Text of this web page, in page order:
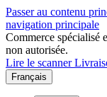
Passer au contenu
navigation principale
Commerce spécialisé
non autorisée.
Lire le scanner
Français